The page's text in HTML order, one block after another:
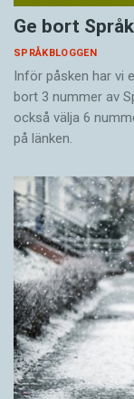
Ge bort
SPRÅKBLOGGEN
Inför påsken har vi
bort 3 nummer av
också välja 6
på länken.